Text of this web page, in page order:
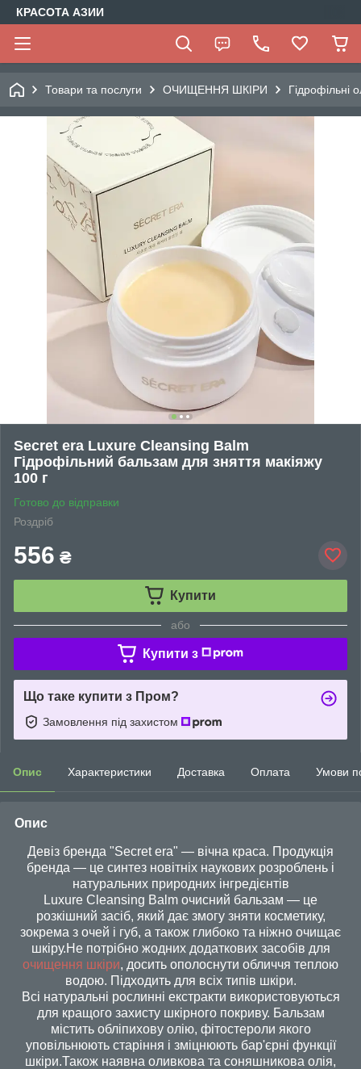
КРАСОТА АЗИИ
Товари та послуги ОЧИЩЕННЯ ШКІРИ Гідрофільні
Secret era Luxure Cleansing Balm
Гідрофільний бальзам для зняття макіяжу
100 г
Готово до відправки
Роздріб
556 ₴
Купити
або
Купити з
Що таке купити з Пром?
Замовлення під захистом
Опис Характеристики Доставка Оплата Умови
Опис
Девіз бренда "Secret era" — вічна краса. Продукція
бренда — це синтез новітніх наукових розроблень і
натуральних природних інгредієнтів
Luxure Cleansing Balm очисний бальзам — це
розкішний засіб, який дає змогу зняти косметику,
зокрема з очей і губ, а також глибоко та ніжно очищає
шкіру.Не потрібно жодних додаткових засобів для
очищення шкіри, досить ополоснути обличчя теплою
водою. Підходить для всіх типів шкіри.
Всі натуральні рослинні екстракти використовуються
для кращого захисту шкірного покриву. Бальзам
містить обліпихову олію, фітостероли якого
уповільнюють старіння і зміцнюють бар'єрні функції
шкіри.Також наявна оливкова та соняшникова олія,